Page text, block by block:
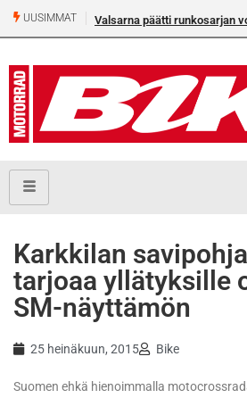
UUSIMMAT Valsarna päätti runkosarjan
Karkkilan
tarjoaa yllätyksille
SM-näyttämön
25 heinäkuun, 2015 Bike
Suomen ehkä hienoimmalla